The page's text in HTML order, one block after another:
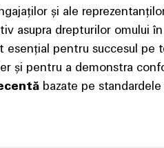
și ale
asupra drepturilor omului
esențial pentru succesul pe
și pentru a demonstra
bazate pe